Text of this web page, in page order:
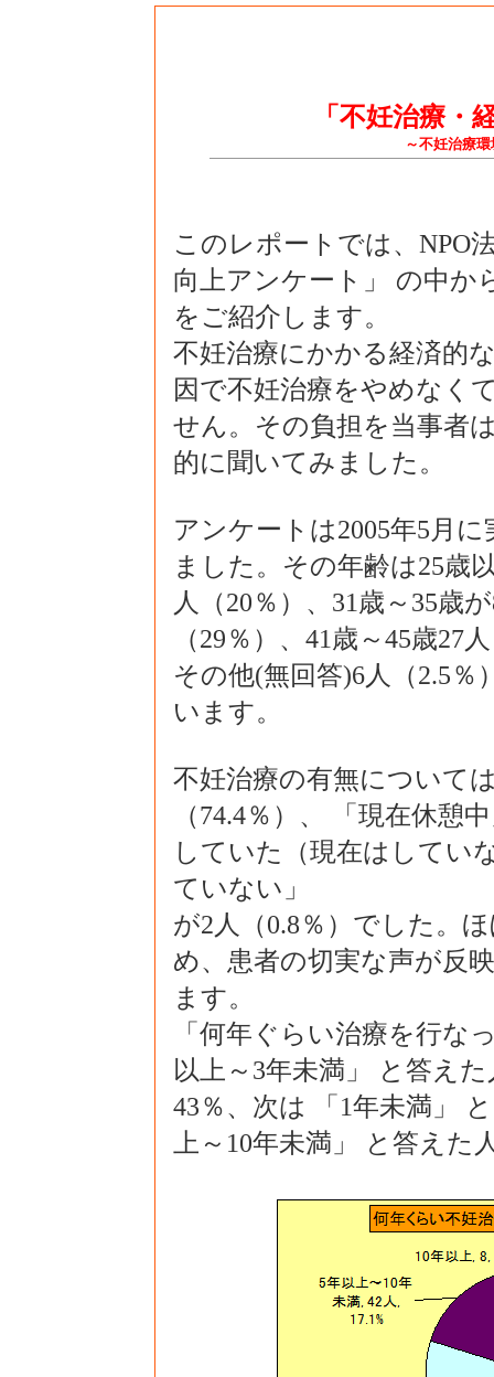
「不妊治療・
～不妊治療
このレポートでは、NPO
向上アンケート」 の中か
をご紹介します。
不妊治療にかかる経済的
因で不妊治療をやめなく
せん。その負担を当事者
的に聞いてみました。
アンケートは2005年5月
ました。その年齢は25歳
人（20％）、31歳～35歳
（29％）、41歳～45歳27
その他(無回答)6人（2.5％
います。
不妊治療の有無について
（74.4％）、 「現在休憩
していた（現在はしてい
ていない」
が2人（0.8％）でした。
め、患者の切実な声が反
ます。
「何年ぐらい治療を行な
以上～3年未満」 と答え
43％、次は 「1年未満」
上～10年未満」 と答え